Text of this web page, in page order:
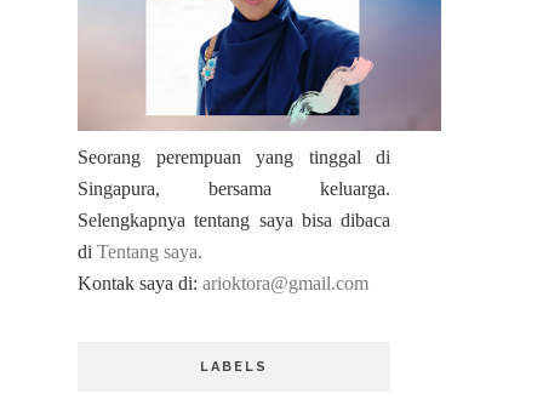
Seorang perempuan yang tinggal di
Singapura, bersama keluarga.
Selengkapnya tentang saya bisa dibaca
di Tentang saya.
Kontak saya di: arioktora@gmail.com
LABELS